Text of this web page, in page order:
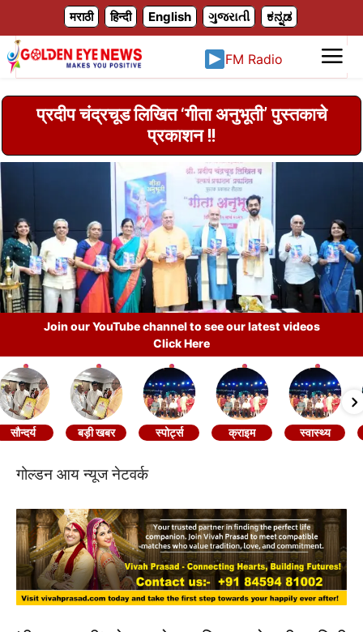
मराठी हिन्दी English ગુજરાતી ಕನ್ನಡ
FM Radio
प्रदीप चंद्रचूड लिखित ‌‘गीता अनुभूती‌’ पुस्तकाचे
प्रकाशन !!
Join our YouTube channel to see our latest videos
Click Here
सौन्दर्य बड़ी खबर स्पोर्ट्स क्राइम स्वास्थ्य
गोल्डन आय न्यूज नेटवर्क